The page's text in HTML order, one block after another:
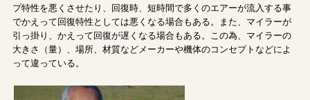
プ特性を悪くさせたり、回復時、短時間で多くのエアーが流入する事
でかえって回復特性としては悪くなる場合もある。また、マイラーが
引っ掛り、かえって回復が遅くなる場合もある。この為、マイラーの
大きさ（量）、場所、材質などメーカーや機体のコンセプトなどによ
って違っている。